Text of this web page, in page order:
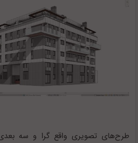
طرح‌های تصویری واقع گرا و سه